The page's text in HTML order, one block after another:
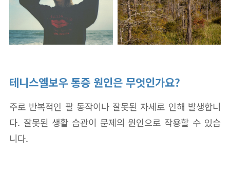
테니스엘보우 통증 원인은 무엇인가요?
주로 반복적인 팔 동작이나 잘못된 자세로 인해 발생합니
다. 잘못된 생활 습관이 문제의 원인으로 작용할 수 있습
니다.